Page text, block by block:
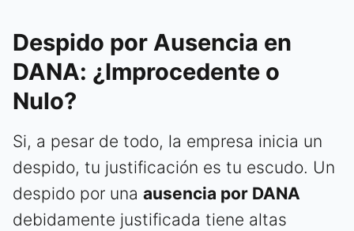
Despido por Ausencia en
DANA: ¿Improcedente o
Nulo?
Si, a pesar de todo, la empresa inicia un
despido, tu justificación es tu escudo. Un
despido por una ausencia por DANA
debidamente justificada tiene altas